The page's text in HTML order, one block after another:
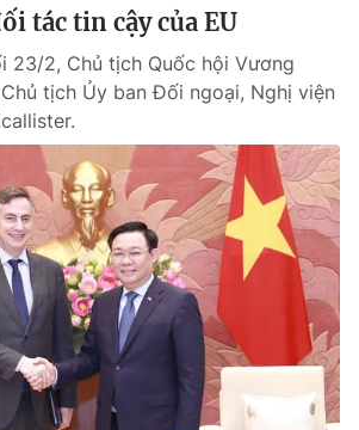
tác tin cậy của EU
23/2, Chủ tịch Quốc hội Vương
tịch Ủy ban Đối ngoại, Nghị viện